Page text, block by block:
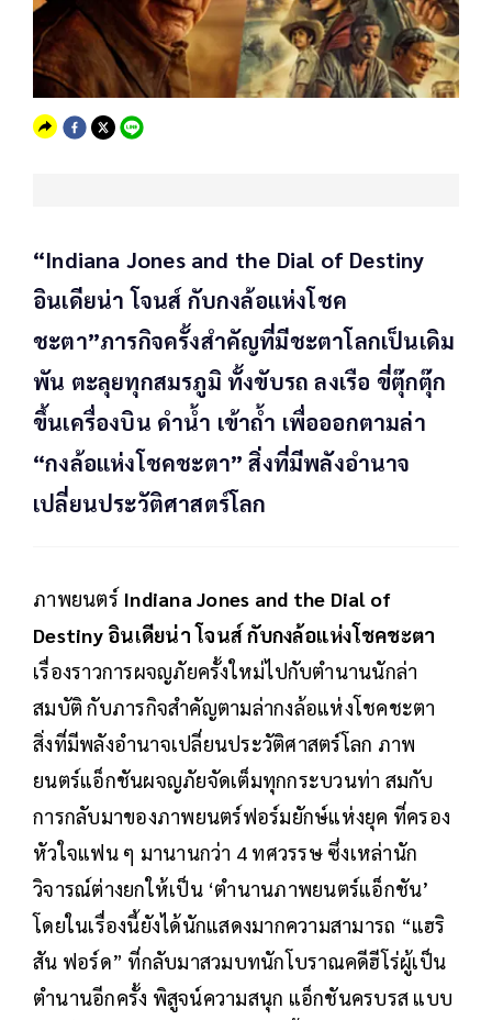
“Indiana Jones and the Dial of Destiny
อินเดียน่า โจนส์ กับกงล้อแห่งโชค
ชะตา”ภารกิจครั้งสำคัญที่มีชะตาโลกเป็นเดิม
พัน ตะลุยทุกสมรภูมิ ทั้งขับรถ ลงเรือ ขี่ตุ๊กตุ๊ก
ขึ้นเครื่องบิน ดำน้ำ เข้าถ้ำ เพื่อออกตามล่า
“กงล้อแห่งโชคชะตา” สิ่งที่มีพลังอำนาจ
เปลี่ยนประวัติศาสตร์โลก
ภาพยนตร์ Indiana Jones and the Dial of
Destiny อินเดียน่า โจนส์ กับกงล้อแห่งโชคชะตา
เรื่องราวการผจญภัยครั้งใหม่ไปกับตำนานนักล่า
สมบัติ กับภารกิจสำคัญตามล่ากงล้อแห่งโชคชะตา
สิ่งที่มีพลังอำนาจเปลี่ยนประวัติศาสตร์โลก ภาพ
ยนตร์แอ็กชันผจญภัยจัดเต็มทุกกระบวนท่า สมกับ
การกลับมาของภาพยนตร์ฟอร์มยักษ์แห่งยุค ที่ครอง
หัวใจแฟน ๆ มานานกว่า 4 ทศวรรษ ซึ่งเหล่านัก
วิจารณ์ต่างยกให้เป็น ‘ตำนานภาพยนตร์แอ็กชัน’
โดยในเรื่องนี้ยังได้นักแสดงมากความสามารถ “แฮริ
สัน ฟอร์ด” ที่กลับมาสวมบทนักโบราณคดีฮีโร่ผู้เป็น
ตำนานอีกครั้ง พิสูจน์ความสนุก แอ็กชันครบรส แบบ